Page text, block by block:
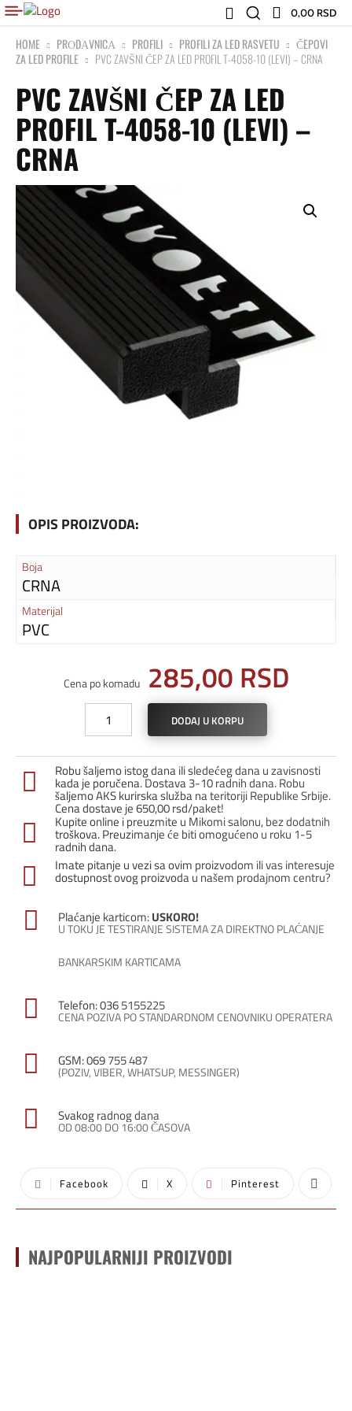
0,00 RSD
HOME PRОDАVNICА PROFILI PROFILI ZA LED RASVETU
ČEPOVI
ZA LED PROFILE
PVC ZAVŠNI ČEP ZA LED PROFIL T-4058-10 (LEVI) – CRNA
PVC ZAVŠNI ČEP ZA LED
PROFIL T-4058-10 (LEVI) –
CRNA
OPIS PROIZVODA:
Boja
CRNA
Materijal
PVC
Cena po komadu 285,00 RSD
Zavšni
za
led
profil
T-
4058-
10
(levi)
–
količina
DODAJ U KORPU
Robu šaljemo istog dana ili sledećeg dana u zavisnosti
kada je poručena. Dostava 3-10 radnih dana. Robu
šaljemo AKS kurirska služba na teritoriji Republike Srbije.
Cena dostave je 650,00 rsd/paket!
Kupite online i preuzmite u Mikomi salonu, bez dodatnih
troškova. Preuzimanje će biti omogućeno u roku 1-5
radnih dana.
Imate pitanje u vezi sa ovim proizvodom ili vas interesuje
dostupnost ovog proizvoda u našem prodajnom centru?
Plaćanje karticom:USKORO!
U TOKU JE TESTIRANJE SISTEMA ZA DIREKTNO PLAĆANJE
BANKARSKIM KARTICAMA
Telefon: 036 5155225
CENA POZIVA PO STANDARDNOM CENOVNIKU OPERATERA
GSM: 069 755 487
(POZIV, VIBER, WHATSUP, MESSINGER)
Svakog radnog dana
OD 08:00 DO 16:00 ČASOVA
Facebook X Pinterest
NAJPOPULARNIJI PROIZVODI